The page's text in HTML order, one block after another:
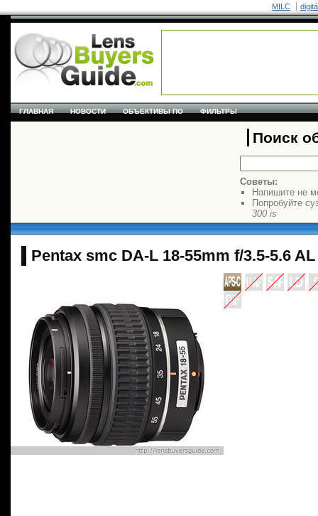
MILC
ГЛАВНАЯ НОВОСТИ ОБЪЕКТИВЫ ПО ФИЛЬТРЫ
Поиск
Советы:
Напишите не
Попробуйте
300 is
Pentax smc DA-L 18-55mm f/3.5-5.6 AL